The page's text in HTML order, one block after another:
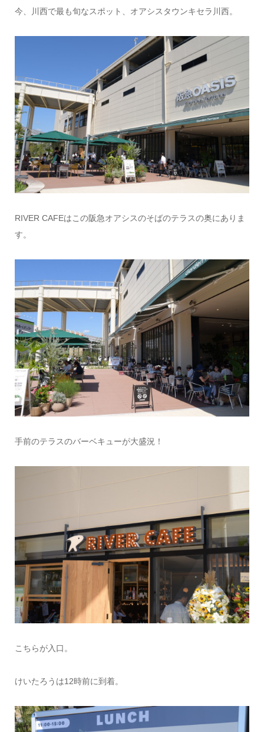
今、川西で最も旬なスポット、オアシスタウンキセラ川西。
RIVER CAFEはこの阪急オアシスのそばのテラスの奥にありま
す。
手前のテラスのバーベキューが大盛況！
こちらが入口。
けいたろうは12時前に到着。